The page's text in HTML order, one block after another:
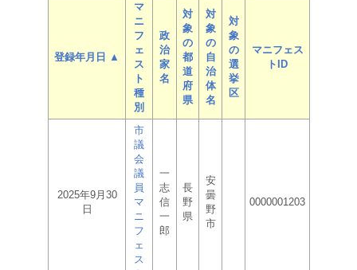
登録年月日 ▲
マ
ニ
フ
ェ
ス
ト
種
別
政
治
家
名
対
象
の
都
道
府
県
対
象
の
自
治
体
名
対
象
の
選
挙
区
マニフェス
トID
2025年9月30
日
市
議
会
議
員
マ
ニ
フ
ェ
ス
一
志
信
一
郎
長
野
県
安
曇
野
市
0000001203